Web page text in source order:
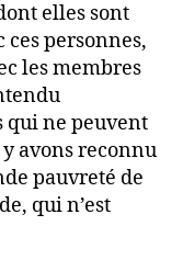
elles sont
ces personnes,
les membres
qui ne peuvent
avons reconnu
pauvreté de
qui n’est